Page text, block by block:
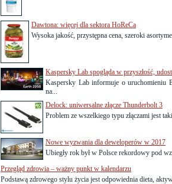
Dawtona: więcej dla sektora HoReCa
Wysoka jakość, przystępna cena, szeroki
Kaspersky Lab spogląda w przyszłość,
Kaspersky Lab informuje o uruchomieniu
na...
Delock: uniwersalne złącze Thunderbolt 3
Problem ze wszelkiego typu złączami jest
Nowe wyzwania dla deweloperów w 2017
Ubiegły rok był w Polsce rekordowy pod
Przegląd zdrowia – ważny punkt w kalendarzu
Podstawą zdrowego stylu życia jest odpowiednia dieta,